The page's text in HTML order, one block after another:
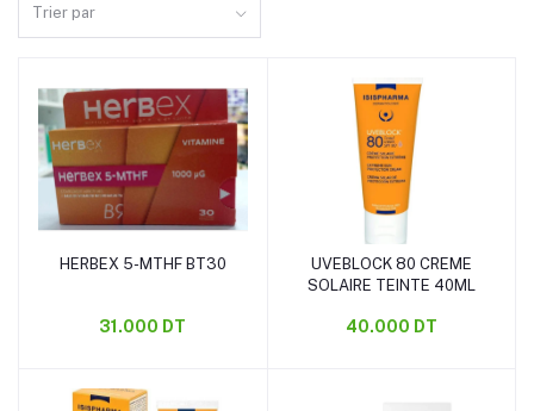
Trier par
Ajouter au panier
HERBEX 5-MTHF BT30
31.000 DT
Ajouter au panier
UVEBLOCK 80 CREME
SOLAIRE TEINTE 40ML
40.000 DT